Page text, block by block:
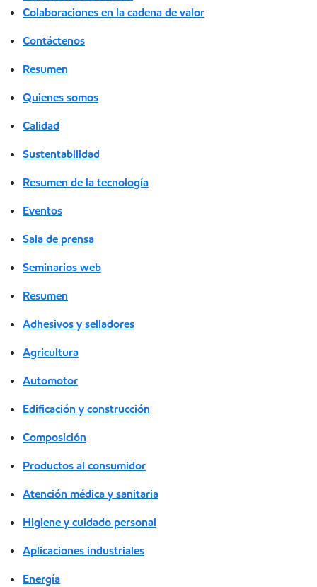
Colaboraciones en la cadena de valor
Contáctenos
Resumen
Quienes somos
Calidad
Sustentabilidad
Resumen de la tecnología
Eventos
Sala de prensa
Seminarios web
Resumen
Adhesivos y selladores
Agricultura
Automotor
Edificación y construcción
Composición
Productos al consumidor
Atención médica y sanitaria
Higiene y cuidado personal
Aplicaciones industriales
Energía